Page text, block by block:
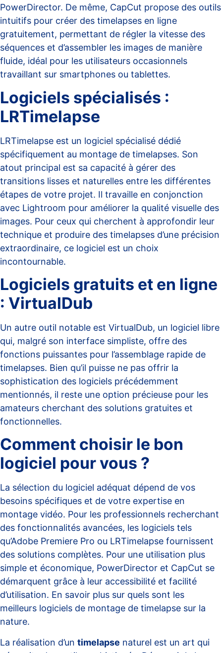
PowerDirector. De même, CapCut propose des outils
intuitifs pour créer des timelapses en ligne
gratuitement, permettant de régler la vitesse des
séquences et d’assembler les images de manière
fluide, idéal pour les utilisateurs occasionnels
travaillant sur smartphones ou tablettes.
Logiciels spécialisés :
LRTimelapse
LRTimelapse est un logiciel spécialisé dédié
spécifiquement au montage de timelapses. Son
atout principal est sa capacité à gérer des
transitions lisses et naturelles entre les différentes
étapes de votre projet. Il travaille en conjonction
avec Lightroom pour améliorer la qualité visuelle des
images. Pour ceux qui cherchent à approfondir leur
technique et produire des timelapses d’une précision
extraordinaire, ce logiciel est un choix
incontournable.
Logiciels gratuits et en ligne
: VirtualDub
Un autre outil notable est VirtualDub, un logiciel libre
qui, malgré son interface simpliste, offre des
fonctions puissantes pour l’assemblage rapide de
timelapses. Bien qu’il puisse ne pas offrir la
sophistication des logiciels précédemment
mentionnés, il reste une option précieuse pour les
amateurs cherchant des solutions gratuites et
fonctionnelles.
Comment choisir le bon
logiciel pour vous ?
La sélection du logiciel adéquat dépend de vos
besoins spécifiques et de votre expertise en
montage vidéo. Pour les professionnels recherchant
des fonctionnalités avancées, les logiciels tels
qu’Adobe Premiere Pro ou LRTimelapse fournissent
des solutions complètes. Pour une utilisation plus
simple et économique, PowerDirector et CapCut se
démarquent grâce à leur accessibilité et facilité
d’utilisation. En savoir plus sur quels sont les
meilleurs logiciels de montage de timelapse sur la
nature.
La réalisation d’un timelapse naturel est un art qui